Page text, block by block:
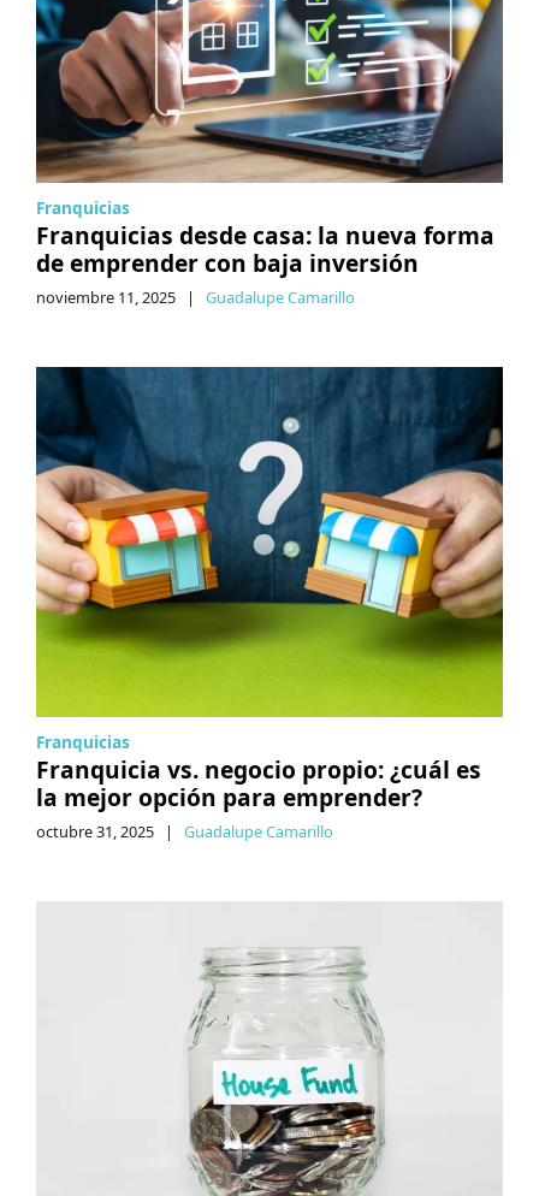
Franquicias
Franquicias desde casa: la nueva forma
de emprender con baja inversión
noviembre 11, 2025 | Guadalupe Camarillo
Franquicias
Franquicia vs. negocio propio: ¿cuál es
la mejor opción para emprender?
octubre 31, 2025 | Guadalupe Camarillo